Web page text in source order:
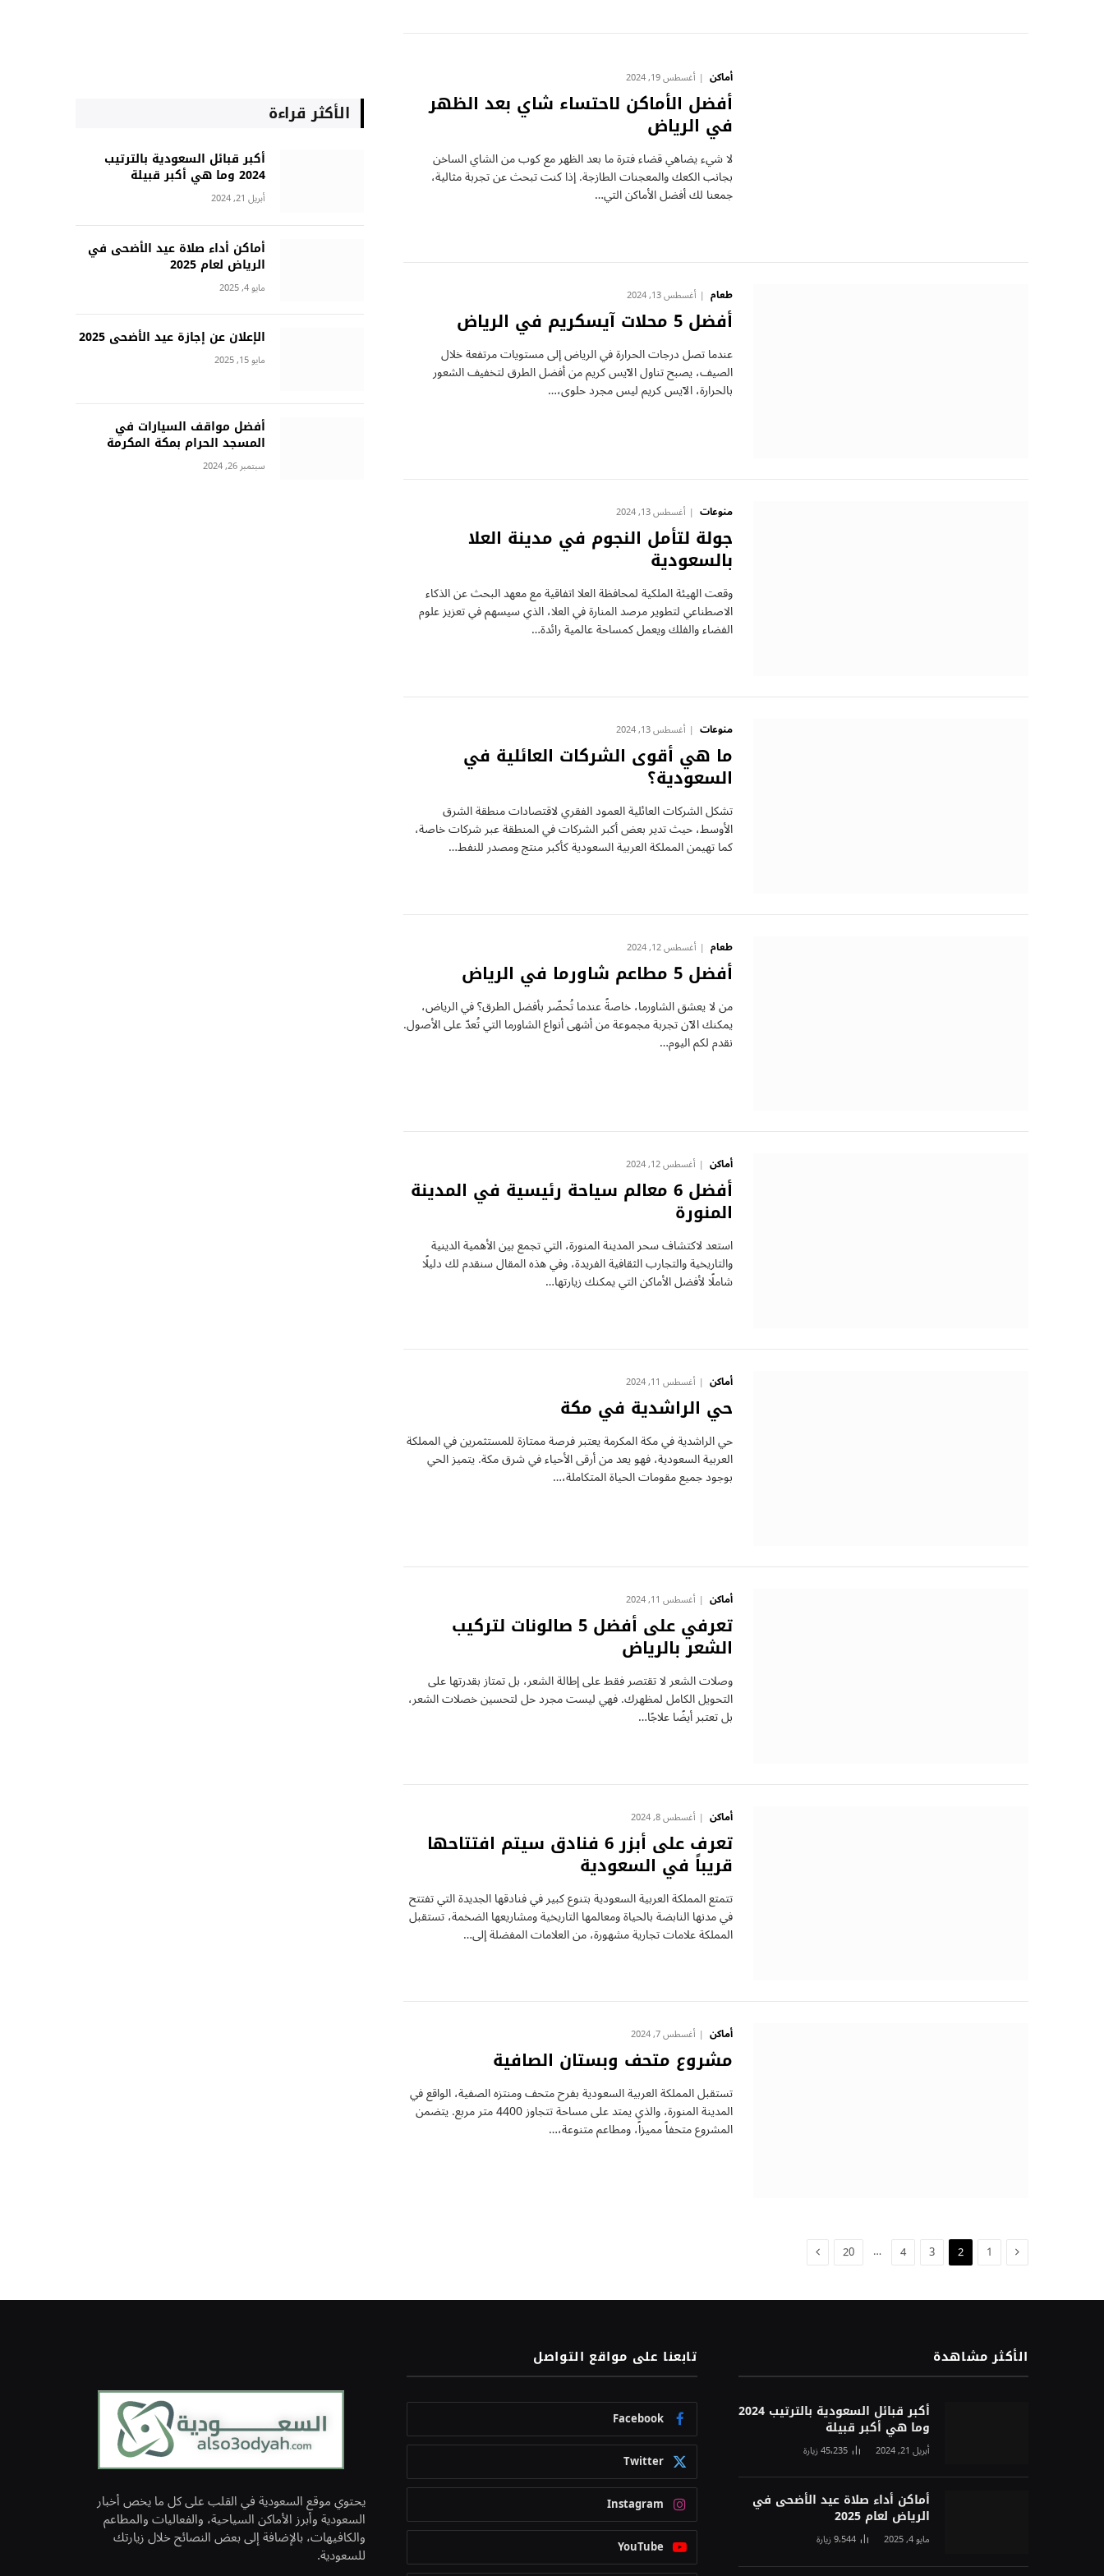
أماكن أغسطس 19, 2024
أفضل الأماكن لاحتساء شاي بعد الظهر
في الرياض
لا شيء يضاهي قضاء فترة ما بعد الظهر مع كوب من الشاي الساخن
بجانب الكعك والمعجنات الطازجة. إذا كنت تبحث عن تجربة مثالية،
جمعنا لك أفضل الأماكن التي…
طعام أغسطس 13, 2024
أفضل 5 محلات آيسكريم في الرياض
عندما تصل درجات الحرارة في الرياض إلى مستويات مرتفعة خلال
الصيف، يصبح تناول الآيس كريم من أفضل الطرق لتخفيف الشعور
بالحرارة، الآيس كريم ليس مجرد حلوى،…
منوعات أغسطس 13, 2024
جولة لتأمل النجوم في مدينة العلا
بالسعودية
وقعت الهيئة الملكية لمحافظة العلا اتفاقية مع معهد البحث عن الذكاء
الاصطناعي لتطوير مرصد المنارة في العلا، الذي سيسهم في تعزيز علوم
الفضاء والفلك ويعمل كمساحة عالمية رائدة…
منوعات أغسطس 13, 2024
ما هي أقوى الشركات العائلية في
السعودية؟
تشكل الشركات العائلية العمود الفقري لاقتصادات منطقة الشرق
الأوسط، حيث تدير بعض أكبر الشركات في المنطقة عبر شركات خاصة،
كما تهيمن المملكة العربية السعودية كأكبر منتج ومصدر للنفط…
طعام أغسطس 12, 2024
أفضل 5 مطاعم شاورما في الرياض
من لا يعشق الشاورما، خاصةً عندما تُحضّر بأفضل الطرق؟ في الرياض،
يمكنك الآن تجربة مجموعة من أشهى أنواع الشاورما التي تُعدّ على الأصول.
نقدم لكم اليوم…
أماكن أغسطس 12, 2024
أفضل 6 معالم سياحة رئيسية في المدينة
المنورة
استعد لاكتشاف سحر المدينة المنورة، التي تجمع بين الأهمية الدينية
والتاريخية والتجارب الثقافية الفريدة، وفي هذه المقال سنقدم لك دليلًا
شاملًا لأفضل الأماكن التي يمكنك زيارتها…
أماكن أغسطس 11, 2024
حي الراشدية في مكة
حي الراشدية في مكة المكرمة يعتبر فرصة ممتازة للمستثمرين في المملكة
العربية السعودية، فهو يعد من أرقى الأحياء في شرق مكة. يتميز الحي
بوجود جميع مقومات الحياة المتكاملة،…
أماكن أغسطس 11, 2024
تعرفي على أفضل 5 صالونات لتركيب
الشعر بالرياض
وصلات الشعر لا تقتصر فقط على إطالة الشعر، بل تمتاز بقدرتها على
التحويل الكامل لمظهرك. فهي ليست مجرد حل لتحسين خصلات الشعر،
بل تعتبر أيضًا علاجًا…
أماكن أغسطس 8, 2024
تعرف على أبزر 6 فنادق سيتم افتتاحها
قريباً في السعودية
تتمتع المملكة العربية السعودية بتنوع كبير في فنادقها الجديدة التي تفتتح
في مدنها النابضة بالحياة ومعالمها التاريخية ومشاريعها الضخمة، تستقبل
المملكة علامات تجارية مشهورة، من العلامات المفضلة إلى…
أماكن أغسطس 7, 2024
مشروع متحف وبستان الصافية
تستقبل المملكة العربية السعودية بفرح متحف ومنتزه الصفية، الواقع في
المدينة المنورة، والذي يمتد على مساحة تتجاوز 4400 متر مربع. يتضمن
المشروع متحفاً مميزاً، ومطاعم متنوعة،…
السابق
1
2
3
4
…
20 التالي
الأكثر قراءة
أكبر قبائل السعودية بالترتيب
2024 وما هي أكبر قبيلة
أبريل 21, 2024
أماكن أداء صلاة عيد الأضحى في
الرياض لعام 2025
مايو 4, 2025
الإعلان عن إجازة عيد الأضحى 2025
مايو 15, 2025
أفضل مواقف السيارات في
المسجد الحرام بمكة المكرمة
سبتمبر 26, 2024
الأكثر مشاهدة
أكبر قبائل السعودية بالترتيب 2024
وما هي أكبر قبيلة
أبريل 21, 2024 45٬235زيارة
أماكن أداء صلاة عيد الأضحى في
الرياض لعام 2025
مايو 4, 2025 9٬544زيارة
تابعنا على مواقع التواصل
Facebook
Twitter
Instagram
YouTube
يحتوي موقع السعودية في القلب على كل ما يخص أخبار
السعودية وأبرز الأماكن السياحية، والفعاليات والمطاعم
والكافيهات، بالإضافة إلى بعض النصائح خلال زيارتك
للسعودية.